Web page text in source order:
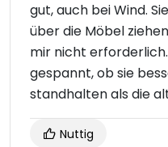
gut, auch bei Wind.
über die Möbel
mir nicht
gespannt, ob sie
standhalten als die
Nuttig